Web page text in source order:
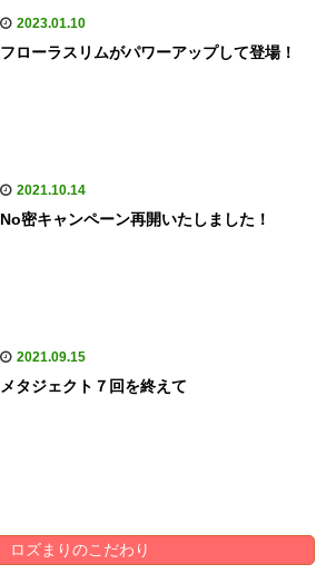
2023.01.10
フローラスリムがパワーアップして登場！
2021.10.14
No密キャンペーン再開いたしました！
2021.09.15
メタジェクト７回を終えて
ロズまりのこだわり